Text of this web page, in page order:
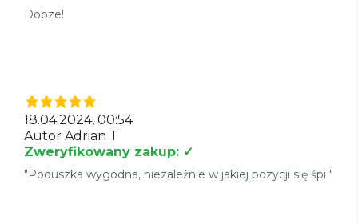
Dobze!
18.04.2024, 00:54
Autor Adrian T
Zweryfikowany zakup: ✓
"Poduszka wygodna, niezależnie w jakiej pozycji się śpi "